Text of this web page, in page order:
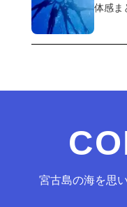
体感ま
宮古島の海を思